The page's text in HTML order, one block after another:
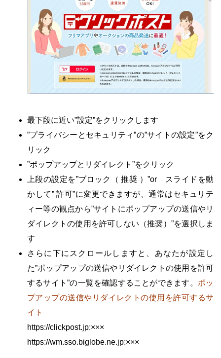
最下段に近い”設定”をクリックします
”プライバシーとセキュリティ”の”サイトの設定”をク
リック
”ポップアップとリダイレクト”をクリック
上段の設定を”ブロック（ 推奨 ）”or スライドを動
かして” 許可”に変更できますが、通常はセキュリテ
ィー等の観点から”サイトにポップアップの送信やリ
ダイレクトの使用を許可しない（推奨）”を選択しま
す
さらに下にスクロールしますと、あなたが設定し
た”ポップアップの送信やリダイレクトの使用を許可
するサイト”の一覧を確認することができます。 ポッ
プアップの送信やリダイレクトの使用を許可するサ
イト
https://clickpost.jp:×××
https://wm.sso.biglobe.ne.jp:×××